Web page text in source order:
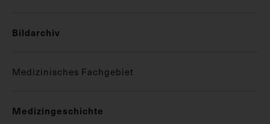
Bildarchiv
Medizinisches Fachgebiet
Medizingeschichte